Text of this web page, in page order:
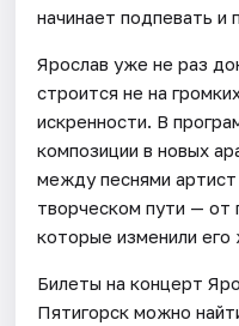
начинает подпевать и
Ярослав уже не раз
строится не на
искренности. В
композиции в новых
между песнями
творческом пути — от
которые изменили его
Билеты на концерт
Пятигорск можно